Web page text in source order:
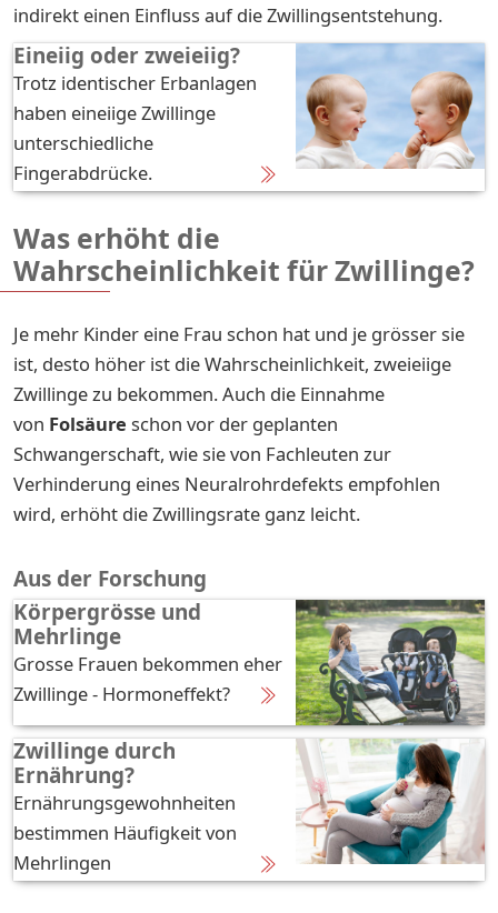
indirekt einen Einfluss auf die Zwillingsentstehung.
Eineiig oder zweieiig?
Trotz identischer Erbanlagen
haben eineiige Zwillinge
unterschiedliche
Fingerabdrücke.
Was erhöht die
Wahrscheinlichkeit für Zwillinge?
Je mehr Kinder eine Frau schon hat und je grösser sie
ist, desto höher ist die Wahrscheinlichkeit, zweieiige
Zwillinge zu bekommen. Auch die Einnahme
von Folsäure schon vor der geplanten
Schwangerschaft, wie sie von Fachleuten zur
Verhinderung eines Neuralrohrdefekts empfohlen
wird, erhöht die Zwillingsrate ganz leicht.
Aus der Forschung
Körpergrösse und
Mehrlinge
Grosse Frauen bekommen eher
Zwillinge - Hormoneffekt?
Zwillinge durch
Ernährung?
Ernährungsgewohnheiten
bestimmen Häufigkeit von
Mehrlingen